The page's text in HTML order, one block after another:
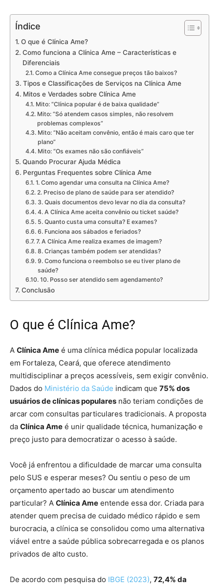
Índice
O que é Clínica Ame?
Como funciona a Clínica Ame – Características e
Diferenciais
Como a Clínica Ame consegue preços tão baixos?
Tipos e Classificações de Serviços na Clínica Ame
Mitos e Verdades sobre Clínica Ame
Mito: “Clínica popular é de baixa qualidade”
Mito: “Só atendem casos simples, não resolvem
problemas complexos”
Mito: “Não aceitam convênio, então é mais caro que ter
plano”
Mito: “Os exames não são confiáveis”
Quando Procurar Ajuda Médica
Perguntas Frequentes sobre Clínica Ame
1. Como agendar uma consulta na Clínica Ame?
2. Preciso de plano de saúde para ser atendido?
3. Quais documentos devo levar no dia da consulta?
4. A Clínica Ame aceita convênio ou ticket saúde?
5. Quanto custa uma consulta? E exames?
6. Funciona aos sábados e feriados?
7. A Clínica Ame realiza exames de imagem?
8. Crianças também podem ser atendidas?
9. Como funciona o reembolso se eu tiver plano de
saúde?
10. Posso ser atendido sem agendamento?
Conclusão
O que é Clínica Ame?
A Clínica Ame é uma clínica médica popular localizada
em Fortaleza, Ceará, que oferece atendimento
multidisciplinar a preços acessíveis, sem exigir convênio.
Dados do Ministério da Saúde indicam que 75% dos
usuários de clínicas populares não teriam condições de
arcar com consultas particulares tradicionais. A proposta
da Clínica Ame é unir qualidade técnica, humanização e
preço justo para democratizar o acesso à saúde.
Você já enfrentou a dificuldade de marcar uma consulta
pelo SUS e esperar meses? Ou sentiu o peso de um
orçamento apertado ao buscar um atendimento
particular? A Clínica Ame entende essa dor. Criada para
atender quem precisa de cuidado médico rápido e sem
burocracia, a clínica se consolidou como uma alternativa
viável entre a saúde pública sobrecarregada e os planos
privados de alto custo.
De acordo com pesquisa do IBGE (2023), 72,4% da